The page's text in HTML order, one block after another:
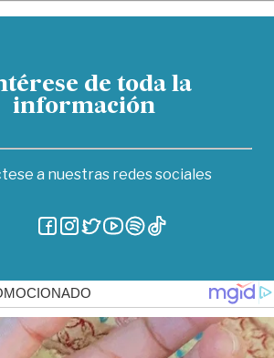
de toda la
información
a nuestras redes sociales